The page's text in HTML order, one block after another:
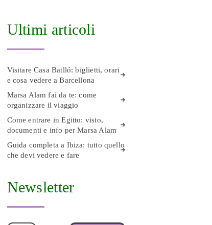
Ultimi articoli
Visitare Casa Batlló: biglietti, orari
e cosa vedere a Barcellona
Marsa Alam fai da te: come
organizzare il viaggio
Come entrare in Egitto: visto,
documenti e info per Marsa Alam
Guida completa a Ibiza: tutto quello
che devi vedere e fare
Newsletter